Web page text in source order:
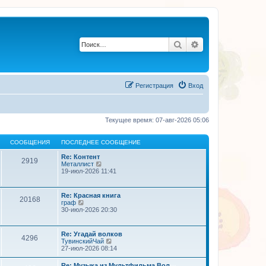
Поиск
Вход
Регистрация
Текущее время: 07-авг-2026 05:06
СООБЩЕНИЯ ПОСЛЕДНЕЕ СООБЩЕНИЕ
2919
Re: Контент
Металлист
е
т
и
к
о
с
л
е
д
н
19-июл-2026 11:41
20168
Re: Красная книга
граф
е
т
и
к
п
30-июл-2026 20:30
4296
Re: Угадай волков
ТувинскийЧай
е
е
27-июл-2026 08:14